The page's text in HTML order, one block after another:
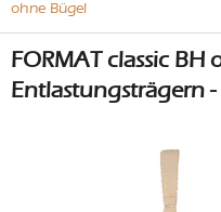
ohne Bügel
FORMAT classic
Entlastungsträgern